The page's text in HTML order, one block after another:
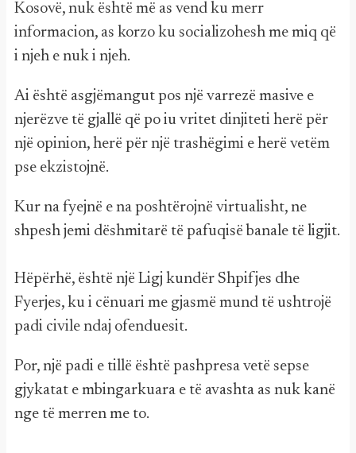
Kosovë, nuk është më as vend ku merr
informacion, as korzo ku socializohesh me miq që
i njeh e nuk i njeh.
Ai është asgjëmangut pos një varrezë masive e
njerëzve të gjallë që po iu vritet dinjiteti herë për
një opinion, herë për një trashëgimi e herë vetëm
pse ekzistojnë.
Kur na fyejnë e na poshtërojnë virtualisht, ne
shpesh jemi dëshmitarë të pafuqisë banale të ligjit.
Hëpërhë, është një Ligj kundër Shpifjes dhe
Fyerjes, ku i cënuari me gjasmë mund të ushtrojë
padi civile ndaj ofenduesit.
Por, një padi e tillë është pashpresa vetë sepse
gjykatat e mbingarkuara e të avashta as nuk kanë
nge të merren me to.